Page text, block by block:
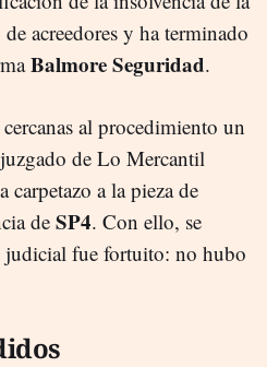
acreedores y ha terminado
Balmore Seguridad.
al procedimiento un
de Lo Mercantil
carpetazo a la pieza de
de SP4. Con ello, se
judicial fue fortuito: no hubo